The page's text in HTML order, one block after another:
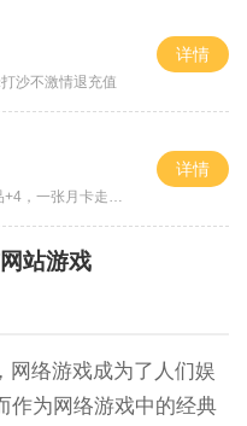
沙不激情退充值
详情
一张月卡走天涯b
详情
站游戏
网络游戏成为了人们娱
作为网络游戏中的经典